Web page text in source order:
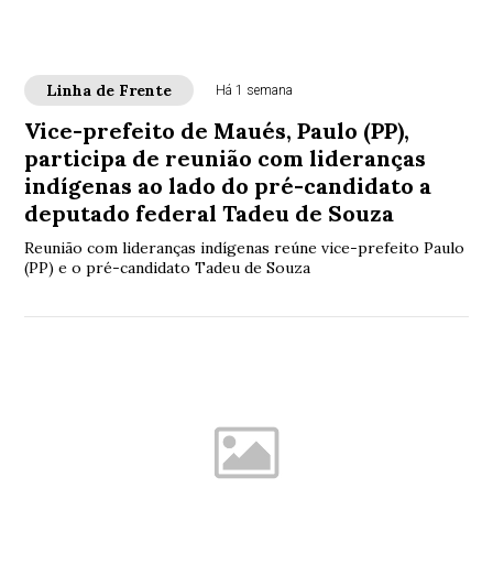
Linha de Frente Há 1 semana
Vice-prefeito de Maués, Paulo (PP),
participa de reunião com lideranças
indígenas ao lado do pré-candidato a
deputado federal Tadeu de Souza
Reunião com lideranças indígenas reúne vice-prefeito Paulo
(PP) e o pré-candidato Tadeu de Souza